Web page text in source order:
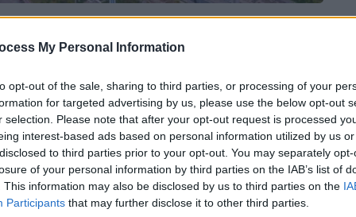
My Personal Information
opt-out of the sale, sharing to third parties, or processing of your
for targeted advertising by us, please use the below opt-out
selection. Please note that after your opt-out request is processed
interest-based ads based on personal information utilized by us
to third parties prior to your opt-out. You may separately
of your personal information by third parties on the IAB’s list of
This information may also be disclosed by us to third parties on the
Participants that may further disclose it to other third parties.
Ελλάδα έχει εμφανιστεί στο προσκήνιο
κάνει τοτελευταίο διάστημα ο Κυριάκος
ένα τέτοιο σενάριο, σε μία
σε συνεργασία με την αμερικανική
περιοχών της ελληνικής